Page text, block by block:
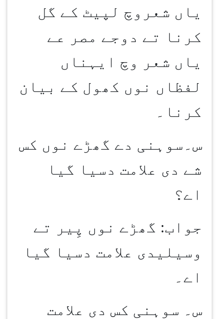
یاں شعروچ لپیٹ کے گل
کرنا تے دوجے مصر عے
یاں شعر وچ ایہناں
لفظاں نوں کھول کے بیان
کرنا۔
س۔سوہنی دے گھڑے نوں کس
شے دی علامت دسیا گیا
اے؟
جواب: گھڑے نوں پِیر تے
وسیلیدی علامت دسیا گیا
اے۔
س۔ سوہنی کس دی علامت